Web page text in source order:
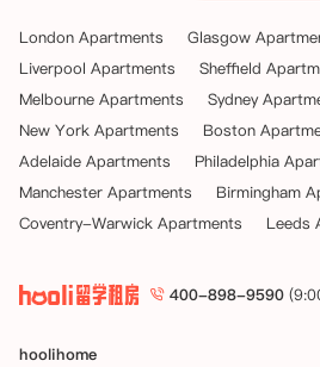
London Apartments
Glasgow
Liverpool Apartments
Sheffield
Melbourne Apartments
Sydney
New York Apartments
Boston
Adelaide Apartments
Philadelphia
Manchester Apartments
Birmingham
Coventry-Warwick Apartments
Leeds
400-898-9590
hoolihome